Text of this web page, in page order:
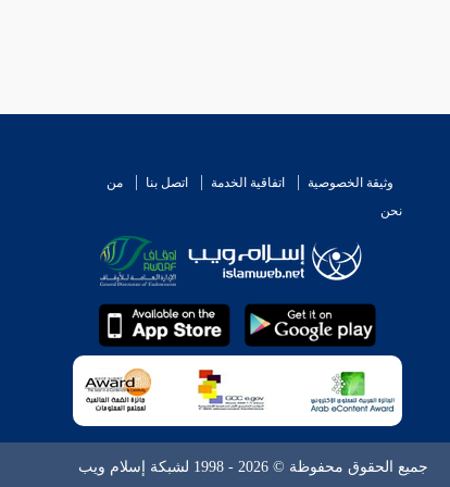
وثيقة الخصوصية اتفاقية الخدمة اتصل بنا
من
نحن
جميع الحقوق محفوظة © 2026 - 1998 لشبكة إسلام ويب